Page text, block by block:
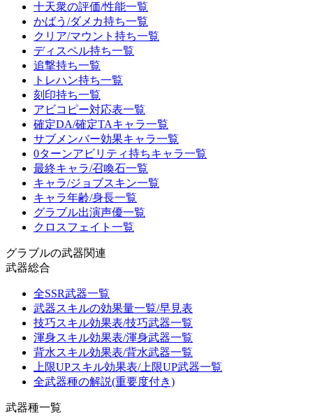
十天衆の評価/性能一覧
かばう/ダメカ持ち一覧
クリア/マウント持ち一覧
ディスペル持ち一覧
追撃持ち一覧
トレハン持ち一覧
刻印持ち一覧
アビコピー対応表一覧
確定DA/確定TAキャラ一覧
サブメンバー効果キャラ一覧
0ターンアビリティ持ちキャラ一覧
最終キャラ/召喚石一覧
キャラ/ジョブスキン一覧
キャラ年齢/身長一覧
グラブル出演声優一覧
クロスフェイト一覧
グラブルの武器関連
武器総合
全SSR武器一覧
武器スキルの効果量一覧/早見表
技巧スキル効果表/技巧武器一覧
渾身スキル効果表/渾身武器一覧
背水スキル効果表/背水武器一覧
上限UPスキル効果表/上限UP武器一覧
全武器種の解説(重要度付き)
武器種一覧